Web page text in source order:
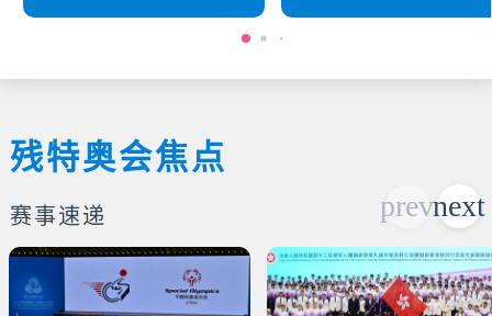
残特奥会焦点
赛事速递